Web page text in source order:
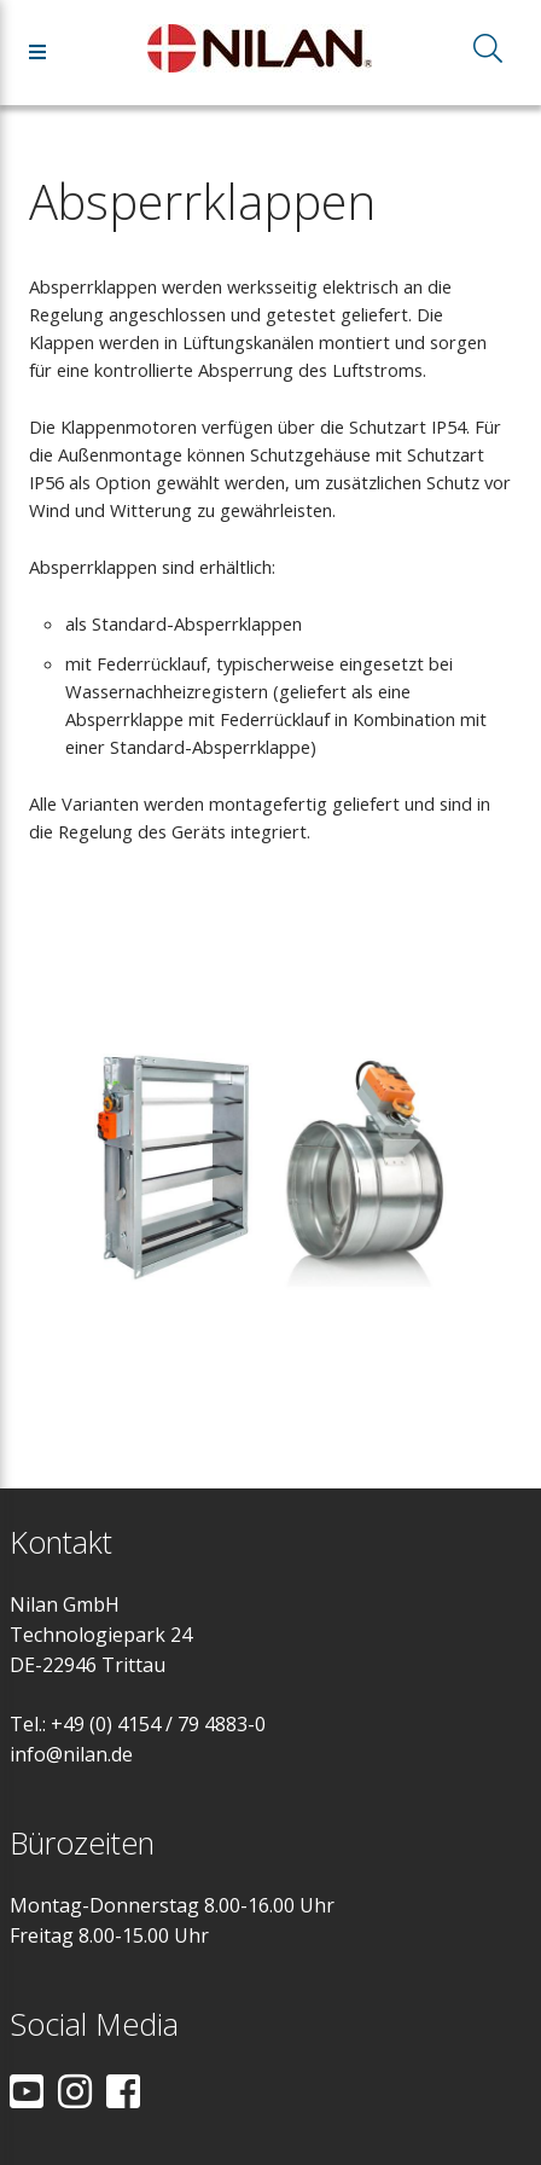
Absperrklappen
Absperrklappen werden werksseitig elektrisch an die
Regelung angeschlossen und getestet geliefert. Die
Klappen werden in Lüftungskanälen montiert und sorgen
für eine kontrollierte Absperrung des Luftstroms.
Die Klappenmotoren verfügen über die Schutzart IP54. Für
die Außenmontage können Schutzgehäuse mit Schutzart
IP56 als Option gewählt werden, um zusätzlichen Schutz vor
Wind und Witterung zu gewährleisten.
Absperrklappen sind erhältlich:
als Standard-Absperrklappen
mit Federrücklauf, typischerweise eingesetzt bei
Wassernachheizregistern (geliefert als eine
Absperrklappe mit Federrücklauf in Kombination mit
einer Standard-Absperrklappe)
Alle Varianten werden montagefertig geliefert und sind in
die Regelung des Geräts integriert.
Kontakt
Nilan GmbH
Technologiepark 24
DE-22946 Trittau
Tel.: +49 (0) 4154 / 79 4883-0
info@nilan.de
Bürozeiten
Montag-Donnerstag 8.00-16.00 Uhr
Freitag 8.00-15.00 Uhr
Social Media